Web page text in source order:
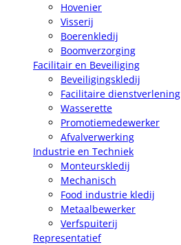
Hovenier
Visserij
Boerenkledij
Boomverzorging
Facilitair en Beveiliging
Beveiligingskledij
Facilitaire dienstverlening
Wasserette
Promotiemedewerker
Afvalverwerking
Industrie en Techniek
Monteurskledij
Mechanisch
Food industrie kledij
Metaalbewerker
Verfspuiterij
Representatief